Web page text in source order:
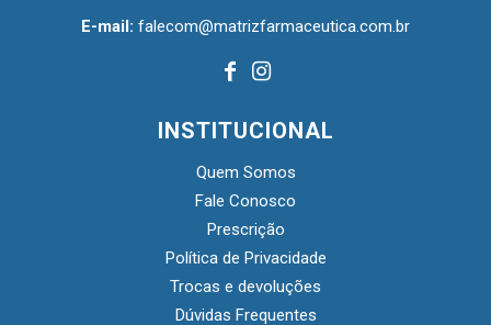
E-mail: falecom@matrizfarmaceutica.com.br
INSTITUCIONAL
Quem Somos
Fale Conosco
Prescrição
Política de Privacidade
Trocas e devoluções
Dúvidas Frequentes